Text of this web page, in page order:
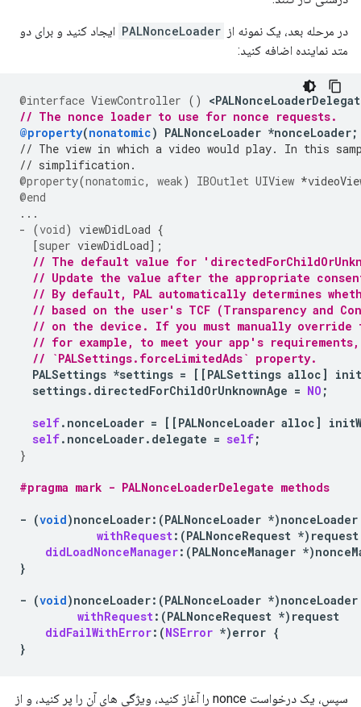
در مرحله بعد، یک نمونه از PALNonceLoader ایجاد کنید و برای دو
متد نماینده اضافه کنید:
@interface ViewController () <
// The nonce loader to use for nonce requests.
@property(nonatomic) PALNonceLoader *nonceLoader;
// The view in which a video would play. In this
// simplification.
@property(nonatomic, weak) IBOutlet UIView *
@end
...
-
(void) viewDidLoad {
[super viewDidLoad];
// The default value for
// Update the value after the appropriate
// By default, PAL automatically determines
// based on the user's TCF (Transparency and
// on the device. If you must manually override
// for example, to meet your app's
// `PALSettings.forceLimitedAds` property.
PALSettings *settings = [[ PALSettings alloc]
init
settings. directedForChildOrUnknownAge = NO ;
self. nonceLoader = [[ PALNonceLoader alloc]
self. nonceLoader. delegate = self;
}
#pragma mark - PALNonceLoaderDelegate methods
- (void)nonceLoader: (PALNonceLoader *)nonceLoader
withRequest:(PALNonceRequest *) request
didLoadNonceManager:(PALNonceManager *)
}
- (void)nonceLoader: (PALNonceLoader *)nonceLoader
withRequest:(PALNonceRequest *) request
didFailWithError:(NSError *)error {
}
سپس، یک درخواست nonce را آغاز کنید، ویژگی های آن را پر کنید، و از